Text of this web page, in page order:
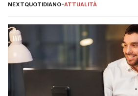
NEXTQUOTIDIANO-ATTUALITÀ